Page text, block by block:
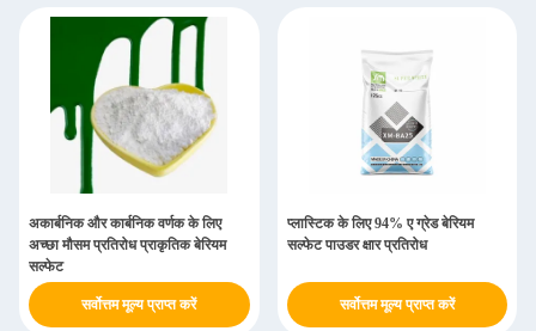
अकार्बनिक और कार्बनिक वर्णक के लिए
अच्छा मौसम प्रतिरोध प्राकृतिक बेरियम
सल्फेट
सर्वोत्तम मूल्य प्राप्त करें
प्लास्टिक के लिए 94% ए ग्रेड बेरियम
सल्फेट पाउडर क्षार प्रतिरोध
सर्वोत्तम मूल्य प्राप्त करें